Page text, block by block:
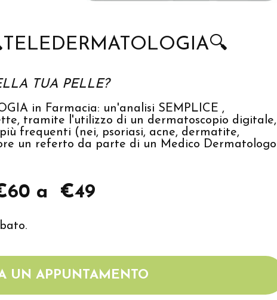
TUA PELLE?
in Farmacia: un'analisi SEMPLICE ,
tramite l'utilizzo di un dermatoscopio digitale,
frequenti (nei, psoriasi, acne, dermatite,
un referto da parte di un Medico Dermatologo
a €49
UN APPUNTAMENTO